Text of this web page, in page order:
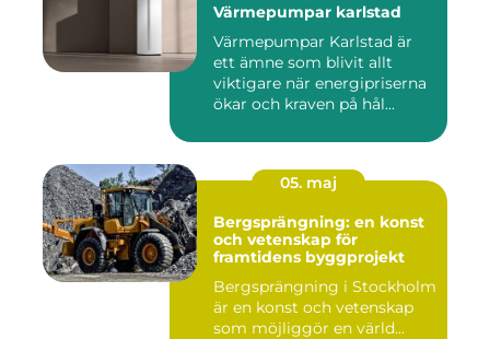
Värmepumpar karlstad
Värmepumpar Karlstad är
ett ämne som blivit allt
viktigare när energipriserna
ökar och kraven på hål...
05. maj
Bergsprängning: en konst
och vetenskap för
framtidens byggprojekt
Bergsprängning i Stockholm
är en konst och vetenskap
som möjliggör en värld...